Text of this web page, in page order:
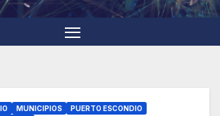
MUNICIPIOS
PUERTO ESCONDIO